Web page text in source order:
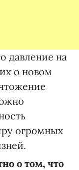
давление на
о новом
огромных
о том, что